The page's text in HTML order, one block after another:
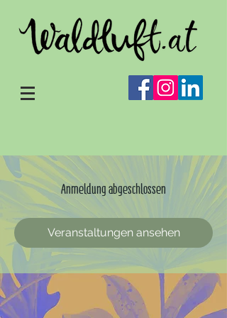
Anmeldung abgeschlossen
Veranstaltungen ansehen